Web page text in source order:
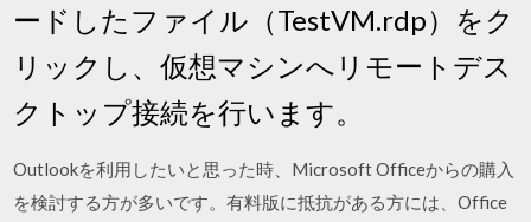
ードしたファイル（TestVM.rdp）をク
リックし、仮想マシンへリモートデス
クトップ接続を行います。
Outlookを利用したいと思った時、Microsoft Officeからの購入
を検討する方が多いです。有料版に抵抗がある方には、Office